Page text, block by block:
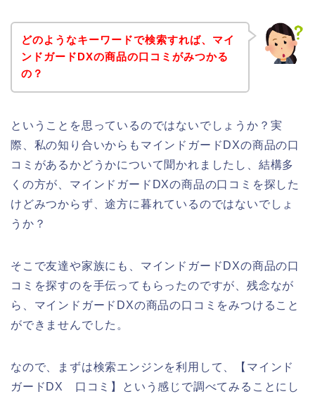
どのようなキーワードで検索すれば、マイ
ンドガードDXの商品の口コミがみつかる
の？
ということを思っているのではないでしょうか？実
際、私の知り合いからもマインドガードDXの商品の口
コミがあるかどうかについて聞かれましたし、結構多
くの方が、マインドガードDXの商品の口コミを探した
けどみつからず、途方に暮れているのではないでしょ
うか？
そこで友達や家族にも、マインドガードDXの商品の口
コミを探すのを手伝ってもらったのですが、残念なが
ら、マインドガードDXの商品の口コミをみつけること
ができませんでした。
なので、まずは検索エンジンを利用して、【マインド
ガードDX 口コミ】という感じで調べてみることにし